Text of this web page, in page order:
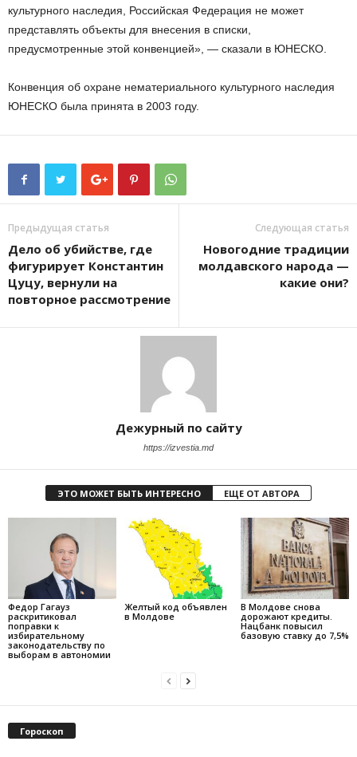
культурного наследия, Российская Федерация не может
представлять объекты для внесения в списки,
предусмотренные этой конвенцией», — сказали в ЮНЕСКО.
Конвенция об охране нематериального культурного наследия
ЮНЕСКО была принята в 2003 году.
Предыдущая статья
Дело об убийстве, где
фигурирует Константин
Цуцу, вернули на
повторное рассмотрение
Следующая статья
Новогодние традиции
молдавского народа —
какие они?
Дежурный по сайту
https://izvestia.md
ЭТО МОЖЕТ БЫТЬ ИНТЕРЕСНО ЕЩЕ ОТ АВТОРА
Федор Гагауз
раскритиковал
поправки к
избирательному
законодательству по
выборам в автономии
Желтый код объявлен
в Молдове
В Молдове снова
дорожают кредиты.
Нацбанк повысил
базовую ставку до 7,5%
Гороскоп